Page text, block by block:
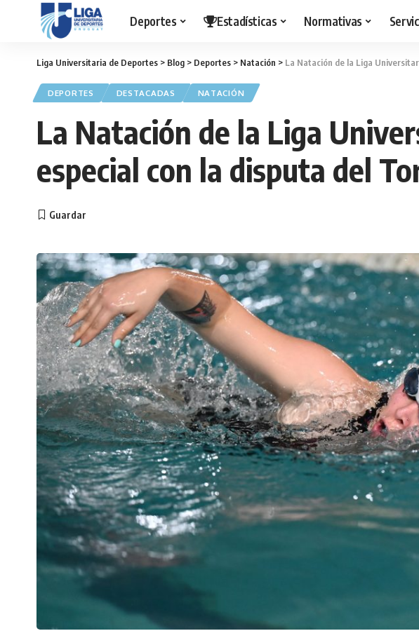
Deportes Estadísticas Normativas
Liga Universitaria de Deportes > Blog > Deportes > Natación > La Natación de la Liga
DEPORTES DESTACADAS NATACIÓN
La Natación de la Liga
especial con la disputa del